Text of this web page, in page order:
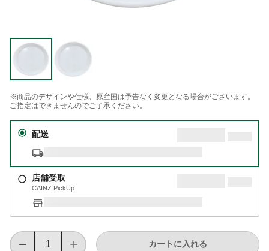
※商品のデザインや仕様、原産国は予告なく変更となる場合がございます。
ご指定はできませんのでご了承ください。
配送
店舗受取
CAINZ PickUp
カートに入れる